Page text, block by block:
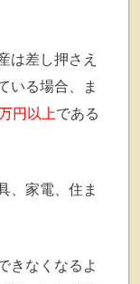
は差し押さえ
いる場合、ま
円以上である
、家電、住ま
きなくなるよ